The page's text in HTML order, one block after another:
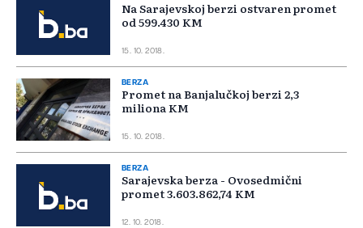
Na Sarajevskoj berzi ostvaren promet
od 599.430 KM
15. 10. 2018.
BERZA
Promet na Banjalučkoj berzi 2,3
miliona KM
15. 10. 2018.
BERZA
Sarajevska berza - Ovosedmični
promet 3.603.862,74 KM
12. 10. 2018.